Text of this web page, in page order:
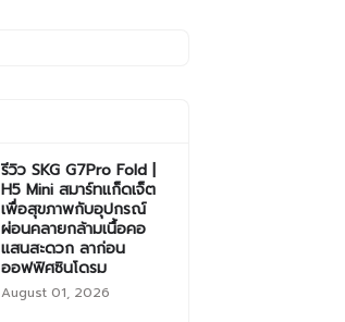
รีวิว SKG G7Pro Fold |
H5 Mini สมาร์ทแก็ดเจ็ต
เพื่อสุขภาพกับอุปกรณ์
ผ่อนคลายกล้ามเนื้อคอ
แสนสะดวก ลาก่อน
ออฟฟิศซินโดรม
August 01, 2026